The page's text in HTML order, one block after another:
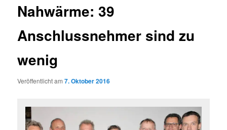
Nahwärme: 39
Anschlussnehmer sind zu
wenig
Veröffentlicht am7. Oktober 2016